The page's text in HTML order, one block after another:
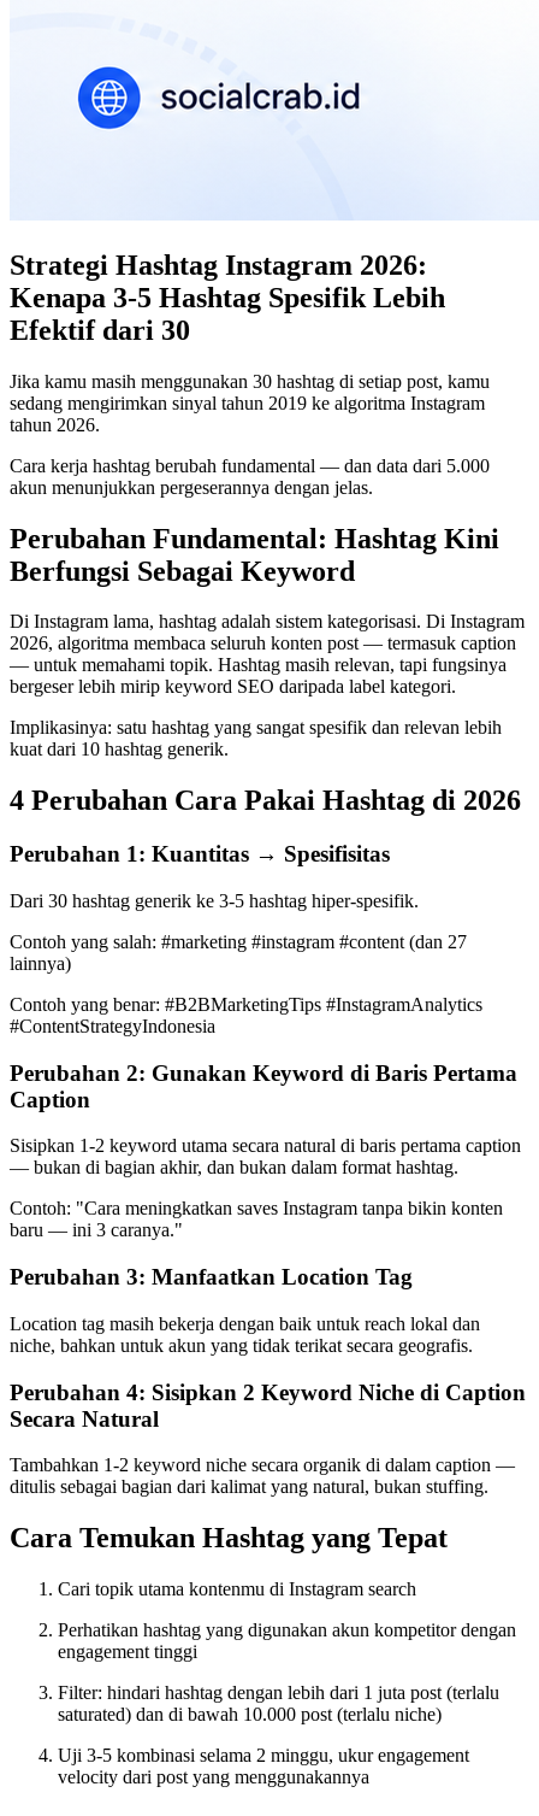
Strategi Hashtag Instagram 2026:
Kenapa 3-5 Hashtag Spesifik Lebih
Efektif dari 30
Jika kamu masih menggunakan 30 hashtag di setiap post, kamu
sedang mengirimkan sinyal tahun 2019 ke algoritma Instagram
tahun 2026.
Cara kerja hashtag berubah fundamental — dan data dari 5.000
akun menunjukkan pergeserannya dengan jelas.
Perubahan Fundamental: Hashtag Kini
Berfungsi Sebagai Keyword
Di Instagram lama, hashtag adalah sistem kategorisasi. Di Instagram
2026, algoritma membaca seluruh konten post — termasuk caption
— untuk memahami topik. Hashtag masih relevan, tapi fungsinya
bergeser lebih mirip keyword SEO daripada label kategori.
Implikasinya: satu hashtag yang sangat spesifik dan relevan lebih
kuat dari 10 hashtag generik.
4 Perubahan Cara Pakai Hashtag di 2026
Perubahan 1: Kuantitas → Spesifisitas
Dari 30 hashtag generik ke 3-5 hashtag hiper-spesifik.
Contoh yang salah: #marketing #instagram #content (dan 27
lainnya)
Contoh yang benar: #B2BMarketingTips #InstagramAnalytics
#ContentStrategyIndonesia
Perubahan 2: Gunakan Keyword di Baris Pertama
Caption
Sisipkan 1-2 keyword utama secara natural di baris pertama caption
— bukan di bagian akhir, dan bukan dalam format hashtag.
Contoh: "Cara meningkatkan saves Instagram tanpa bikin konten
baru — ini 3 caranya."
Perubahan 3: Manfaatkan Location Tag
Location tag masih bekerja dengan baik untuk reach lokal dan
niche, bahkan untuk akun yang tidak terikat secara geografis.
Perubahan 4: Sisipkan 2 Keyword Niche di Caption
Secara Natural
Tambahkan 1-2 keyword niche secara organik di dalam caption —
ditulis sebagai bagian dari kalimat yang natural, bukan stuffing.
Cara Temukan Hashtag yang Tepat
Cari topik utama kontenmu di Instagram search
Perhatikan hashtag yang digunakan akun kompetitor dengan
engagement tinggi
Filter: hindari hashtag dengan lebih dari 1 juta post (terlalu
saturated) dan di bawah 10.000 post (terlalu niche)
Uji 3-5 kombinasi selama 2 minggu, ukur engagement
velocity dari post yang menggunakannya